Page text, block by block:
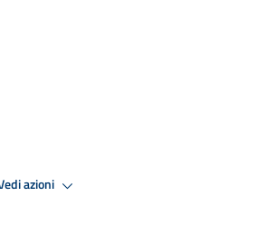
azioni